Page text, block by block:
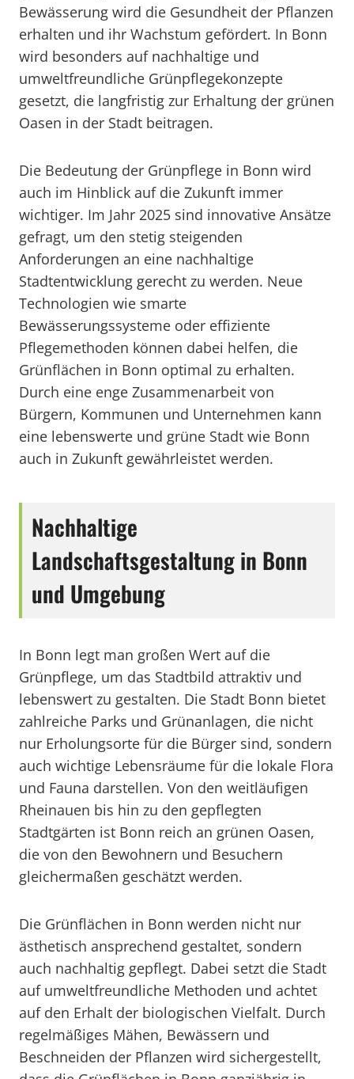
Bewässerung wird die Gesundheit der Pflanzen
erhalten und ihr Wachstum gefördert. In Bonn
wird besonders auf nachhaltige und
umweltfreundliche Grünpflegekonzepte
gesetzt, die langfristig zur Erhaltung der grünen
Oasen in der Stadt beitragen.
Die Bedeutung der Grünpflege in Bonn wird
auch im Hinblick auf die Zukunft immer
wichtiger. Im Jahr 2025 sind innovative Ansätze
gefragt, um den stetig steigenden
Anforderungen an eine nachhaltige
Stadtentwicklung gerecht zu werden. Neue
Technologien wie smarte
Bewässerungssysteme oder effiziente
Pflegemethoden können dabei helfen, die
Grünflächen in Bonn optimal zu erhalten.
Durch eine enge Zusammenarbeit von
Bürgern, Kommunen und Unternehmen kann
eine lebenswerte und grüne Stadt wie Bonn
auch in Zukunft gewährleistet werden.
Nachhaltige
Landschaftsgestaltung in Bonn
und Umgebung
In Bonn legt man großen Wert auf die
Grünpflege, um das Stadtbild attraktiv und
lebenswert zu gestalten. Die Stadt Bonn bietet
zahlreiche Parks und Grünanlagen, die nicht
nur Erholungsorte für die Bürger sind, sondern
auch wichtige Lebensräume für die lokale Flora
und Fauna darstellen. Von den weitläufigen
Rheinauen bis hin zu den gepflegten
Stadtgärten ist Bonn reich an grünen Oasen,
die von den Bewohnern und Besuchern
gleichermaßen geschätzt werden.
Die Grünflächen in Bonn werden nicht nur
ästhetisch ansprechend gestaltet, sondern
auch nachhaltig gepflegt. Dabei setzt die Stadt
auf umweltfreundliche Methoden und achtet
auf den Erhalt der biologischen Vielfalt. Durch
regelmäßiges Mähen, Bewässern und
Beschneiden der Pflanzen wird sichergestellt,